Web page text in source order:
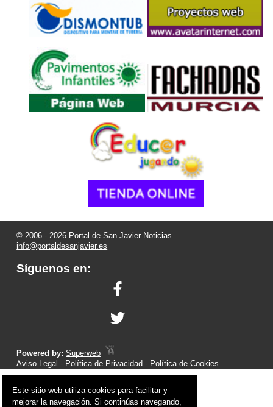
© 2006 - 2026 Portal de San Javier Noticias
info@portaldesanjavier.es
Síguenos en:
Powered by:Superweb
Aviso Legal - Política de Privacidad - Política de Cookies
Este sitio web utiliza cookies para facilitar y
mejorar la navegación. Si continúas navegando,